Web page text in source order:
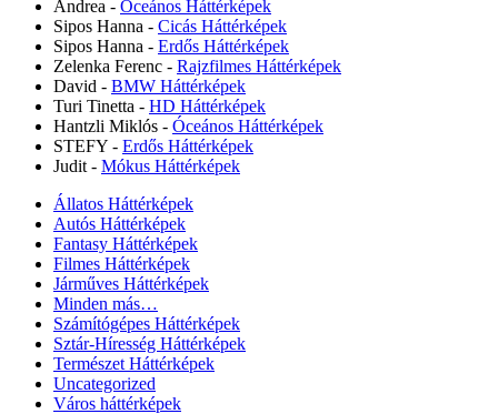
Andrea - Óceános Háttérképek
Sipos Hanna - Cicás Háttérképek
Sipos Hanna - Erdős Háttérképek
Zelenka Ferenc - Rajzfilmes Háttérképek
David - BMW Háttérképek
Turi Tinetta - HD Háttérképek
Hantzli Miklós - Óceános Háttérképek
STEFY - Erdős Háttérképek
Judit - Mókus Háttérképek
Állatos Háttérképek
Autós Háttérképek
Fantasy Háttérképek
Filmes Háttérképek
Járműves Háttérképek
Minden más…
Számítógépes Háttérképek
Sztár-Híresség Háttérképek
Természet Háttérképek
Uncategorized
Város háttérképek